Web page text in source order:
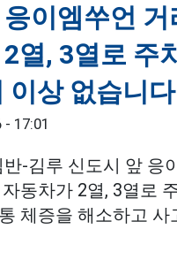
이엠쑤언 거
열, 3열로 주
이상 없습니다
17:01
반-김루 신도시 앞 응
동차가 2열, 3열로
체증을 해소하고 사